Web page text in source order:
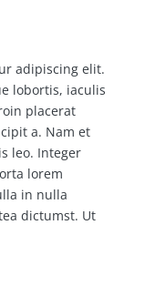
adipiscing elit.
lobortis, iaculis
placerat
a. Nam et
leo. Integer
lorem
in nulla
dictumst. Ut